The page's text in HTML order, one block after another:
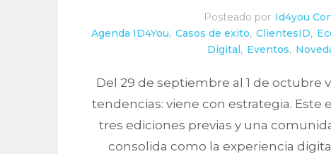
Posteado por Id4you
Agenda ID4You, Casos de exito, ClientesID,
Digital, Eventos,
Del 29 de septiembre al 1 de octubre
tendencias: viene con estrategia. Este
tres ediciones previas y una
consolida como la experiencia